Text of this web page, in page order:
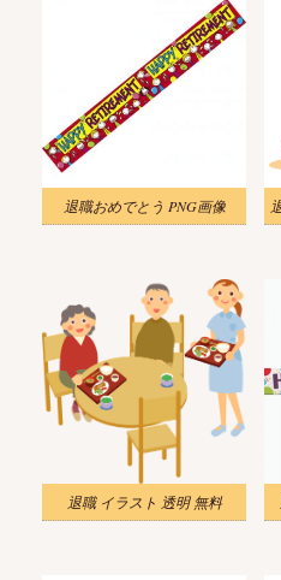
退職おめでとう PNG画像
退職 イラスト 透明 無料